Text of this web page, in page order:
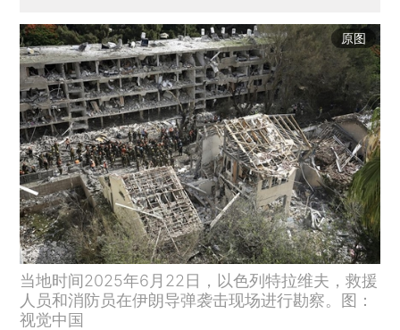
原图
当地时间2025年6月22日，以色列特拉维夫，救援
人员和消防员在伊朗导弹袭击现场进行勘察。图：
视觉中国